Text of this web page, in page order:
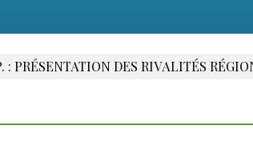
DES RIVALITÉS RÉGIONALES ET